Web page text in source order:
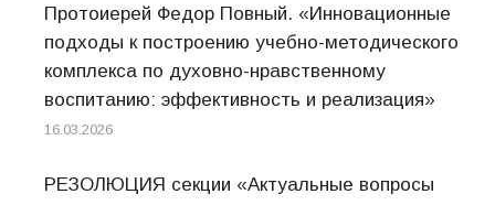
Протоиерей Федор Повный. «Инновационные
подходы к построению учебно-методического
комплекса по духовно-нравственному
воспитанию: эффективность и реализация»
16.03.2026
РЕЗОЛЮЦИЯ секции «Актуальные вопросы